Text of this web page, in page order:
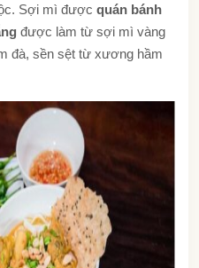
Sợi mì được quán bánh
được làm từ sợi mì vàng
đà, sền sệt từ xương hầm